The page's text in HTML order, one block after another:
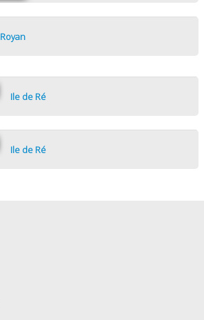
Royan
Ile de Ré
Ile de Ré